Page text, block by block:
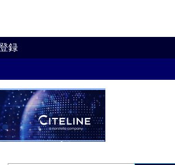
録